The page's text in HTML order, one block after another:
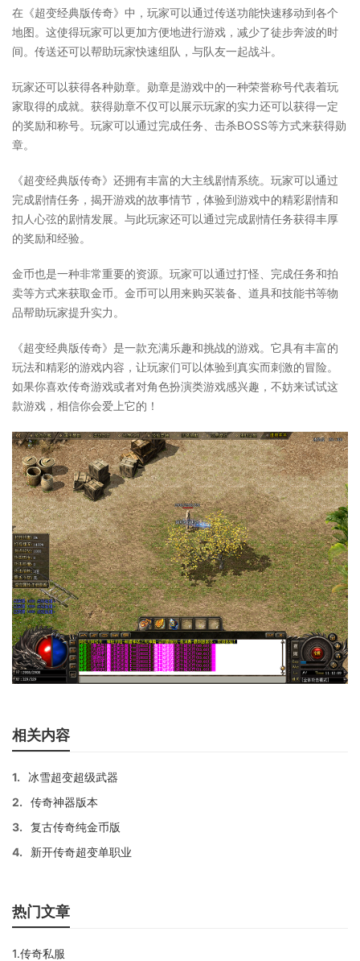
在《超变经典版传奇》中，玩家可以通过传送功能快速移动到各个
地图。这使得玩家可以更加方便地进行游戏，减少了徒步奔波的时
间。传送还可以帮助玩家快速组队，与队友一起战斗。
玩家还可以获得各种勋章。勋章是游戏中的一种荣誉称号代表着玩
家取得的成就。获得勋章不仅可以展示玩家的实力还可以获得一定
的奖励和称号。玩家可以通过完成任务、击杀BOSS等方式来获得勋
章。
《超变经典版传奇》还拥有丰富的大主线剧情系统。玩家可以通过
完成剧情任务，揭开游戏的故事情节，体验到游戏中的精彩剧情和
扣人心弦的剧情发展。与此玩家还可以通过完成剧情任务获得丰厚
的奖励和经验。
金币也是一种非常重要的资源。玩家可以通过打怪、完成任务和拍
卖等方式来获取金币。金币可以用来购买装备、道具和技能书等物
品帮助玩家提升实力。
《超变经典版传奇》是一款充满乐趣和挑战的游戏。它具有丰富的
玩法和精彩的游戏内容，让玩家们可以体验到真实而刺激的冒险。
如果你喜欢传奇游戏或者对角色扮演类游戏感兴趣，不妨来试试这
款游戏，相信你会爱上它的！
相关内容
1.
冰雪超变超级武器
2.
传奇神器版本
3.
复古传奇纯金币版
4.
新开传奇超变单职业
热门文章
1.传奇私服